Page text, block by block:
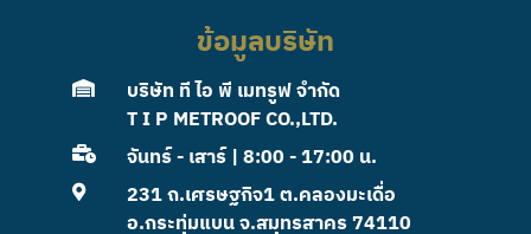
ข้อมูลบริษัท
บริษัท ที ไอ พี เมทรูฟ จำกัด
T I P METROOF CO.,LTD.
จันทร์ - เสาร์ | 8:00 - 17:00 น.
231 ถ.เศรษฐกิจ1 ต.คลองมะเดื่อ
อ.กระทุ่มแบน จ.สมุทรสาคร 74110